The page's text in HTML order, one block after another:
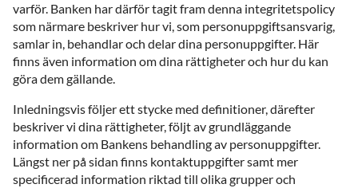
varför. Banken har därför tagit fram denna integritetspolicy
som närmare beskriver hur vi, som personuppgiftsansvarig,
samlar in, behandlar och delar dina personuppgifter. Här
finns även information om dina rättigheter och hur du kan
göra dem gällande.
Inledningsvis följer ett stycke med definitioner, därefter
beskriver vi dina rättigheter, följt av grundläggande
information om Bankens behandling av personuppgifter.
Längst ner på sidan finns kontaktuppgifter samt mer
specificerad information riktad till olika grupper och